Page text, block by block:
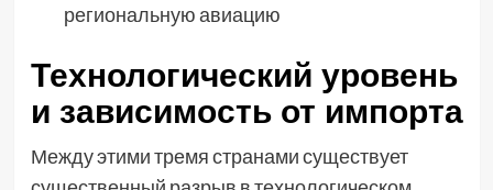
региональную авиацию
Технологический уровень
и зависимость от импорта
Между этими тремя странами существует